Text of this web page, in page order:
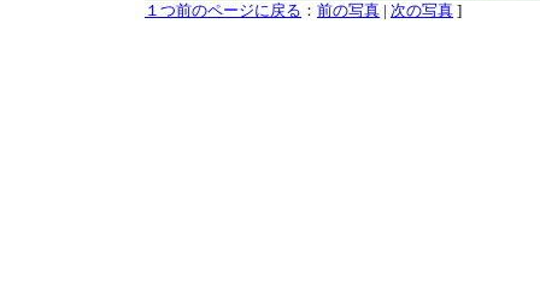
１つ前のページに戻る ： 前の写真 | 次の写真 ]